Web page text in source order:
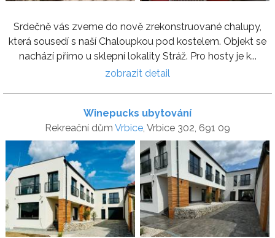
Srdečně vás zveme do nově zrekonstruované chalupy,
která sousedí s naší Chaloupkou pod kostelem. Objekt se
nachází přímo u sklepní lokality Stráž. Pro hosty je k...
zobrazit detail
Winepucks ubytování
Rekreační dům Vrbice, Vrbice 302, 691 09